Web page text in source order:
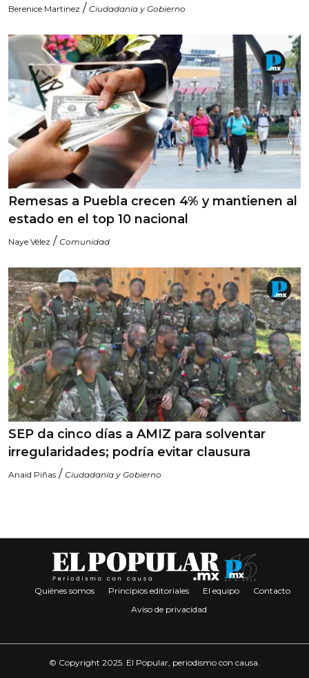
Berenice Martinez / Ciudadanía y Gobierno
Remesas a Puebla crecen 4% y mantienen al
estado en el top 10 nacional
Naye Vélez / Comunidad
SEP da cinco días a AMIZ para solventar
irregularidades; podría evitar clausura
Anaid Piñas / Ciudadanía y Gobierno
Quiénes somos Principios editoriales El equipo
Contacto
Aviso de privacidad
© Copyright 2025. El Popular, periodismo con causa.